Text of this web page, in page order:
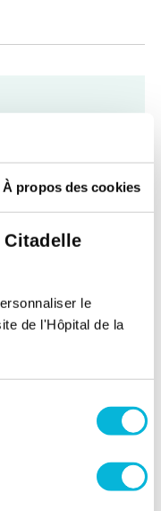
À propos des cookies
le
de l'Hôpital de la
de
patients et
Citadelle